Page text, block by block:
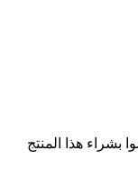
بشراء هذا المنتج